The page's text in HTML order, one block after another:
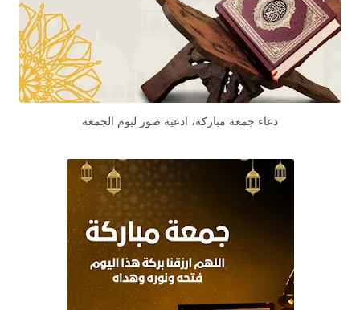
دعاء جمعة مباركة، ادعية صور ليوم الجمعة